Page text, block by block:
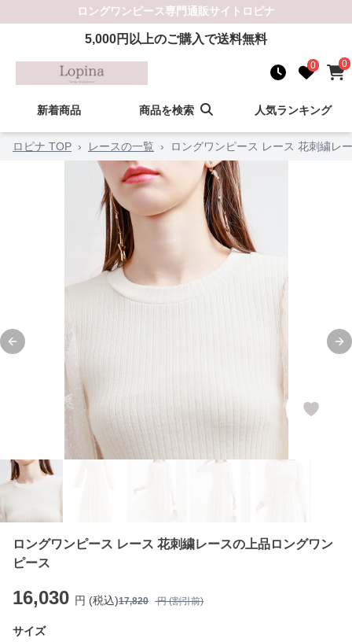
ロングワンピース専門通販サイト ロピナ
5,000円以上のご購入で送料無料
0 0
新着商品 商品を検索 人気ランキング
ロピナ TOP › レースの一覧 › ロングワンピース レース 花刺繍レ
Previous slide
ロングワンピース レース 花刺繍レースの上品ロングワン
ピース
16,030 円 (税込)17,820 円 (割引前)
サイズ